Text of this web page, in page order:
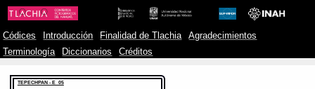
Códices Introducción Finalidad de Tlachia
Agradecimientos
Terminología
Diccionarios Créditos
TEPECHPAN - E_05